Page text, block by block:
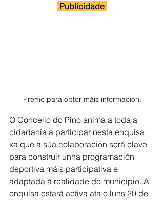
Publicidade
Preme para obter máis información.
O Concello do Pino anima a toda a
cidadanía a participar nesta enquisa,
xa que a súa colaboración será clave
para construír unha programación
deportiva máis participativa e
adaptada á realidade do municipio. A
enquisa estará activa ata o luns 20 de